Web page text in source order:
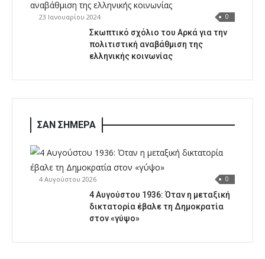
23 Ιανουαρίου 2024 0
Σκωπτικό σχόλιο του Αρκά για την
πολιτιστική αναβάθμιση της
ελληνικής κοινωνίας
ΣΑΝ ΣΗΜΕΡΑ
4 Αυγούστου 2026 0
4 Αυγούστου 1936: Όταν η μεταξική
δικτατορία έβαλε τη Δημοκρατία
στον «γύψο»